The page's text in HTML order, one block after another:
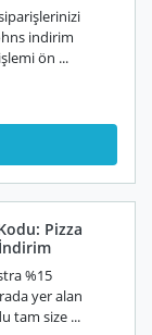
indirim
ön ...
Pizza
%15
yer alan
tam size ...